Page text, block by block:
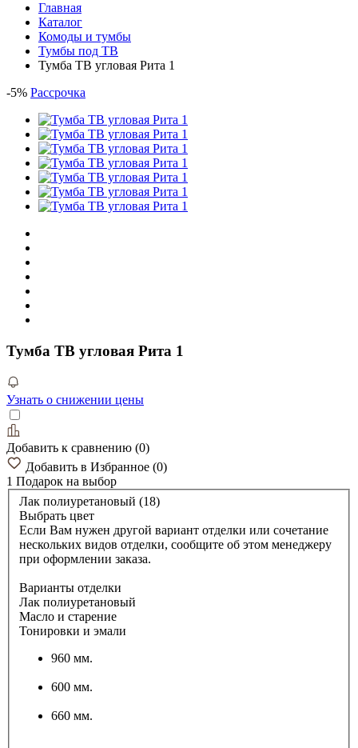
Главная
Каталог
Комоды и тумбы
Тумбы под ТВ
Тумба ТВ угловая Рита 1
-5% Рассрочка
Тумба ТВ угловая Рита 1
Узнать о снижении цены
Добавить к сравнению (0)
Добавить в Избранное (0)
1 Подарок на выбор
Лак полиуретановый (18)
Выбрать цвет
Если Вам нужен другой вариант отделки или сочетание
нескольких видов отделки, сообщите об этом менеджеру
при оформлении заказа.
Варианты отделки
Лак полиуретановый
Масло и старение
Тонировки и эмали
960 мм.
600 мм.
660 мм.